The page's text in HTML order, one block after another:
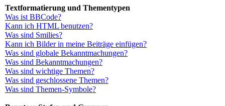
Textformatierung und Thementypen
Was ist BBCode?
Kann ich HTML benutzen?
Was sind Smilies?
Kann ich Bilder in meine Beiträge einfügen?
Was sind globale Bekanntmachungen?
Was sind Bekanntmachungen?
Was sind wichtige Themen?
Was sind geschlossene Themen?
Was sind Themen-Symbole?